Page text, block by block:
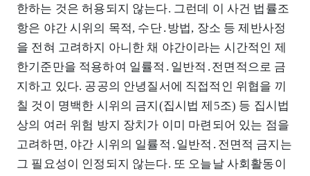
한하는 것은 허용되지 않는다. 그런데 이 사건 법률조
항은 야간 시위의 목적, 수단․방법, 장소 등 제반사정
을 전혀 고려하지 아니한 채 야간이라는 시간적인 제
한기준만을 적용하여 일률적․일반적․전면적으로 금
지하고 있다. 공공의 안녕질서에 직접적인 위협을 끼
칠 것이 명백한 시위의 금지(집시법 제5조) 등 집시법
상의 여러 위험 방지 장치가 이미 마련되어 있는 점을
고려하면, 야간 시위의 일률적․일반적․전면적 금지는
그 필요성이 인정되지 않는다. 또 오늘날 사회활동이